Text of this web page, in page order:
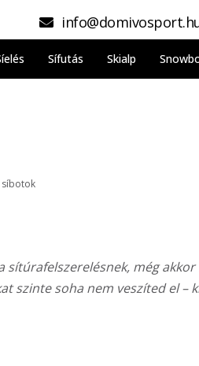
Sífutás Skialp
síbotok
sítúrafelszerelésnek, még
szinte soha nem veszíted el